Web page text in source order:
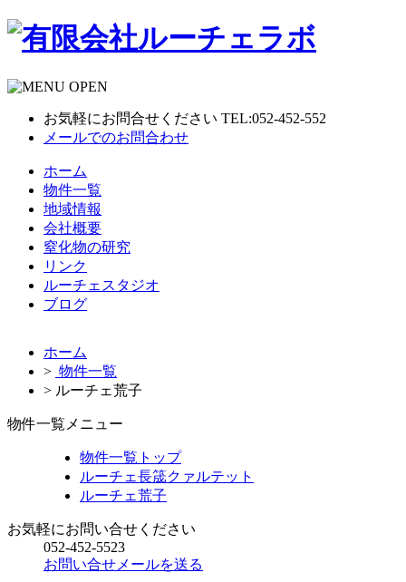
お気軽にお問合せください TEL:052-452-552
メールでのお問合わせ
ホーム
物件一覧
地域情報
会社概要
窒化物の研究
リンク
ルーチェスタジオ
ブログ
ホーム
> 物件一覧
> ルーチェ荒子
物件一覧メニュー
物件一覧トップ
ルーチェ長筬クァルテット
ルーチェ荒子
お気軽にお問い合せください
052-452-5523
お問い合せメールを送る